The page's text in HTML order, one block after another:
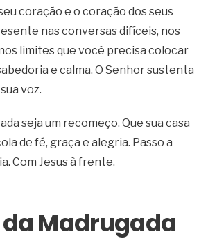
coração e o coração dos seus
nas conversas difíceis, nos
limites que você precisa colocar
e calma. O Senhor sustenta
voz.
seja um recomeço. Que sua casa
de fé, graça e alegria. Passo a
Com Jesus à frente.
Madrugada